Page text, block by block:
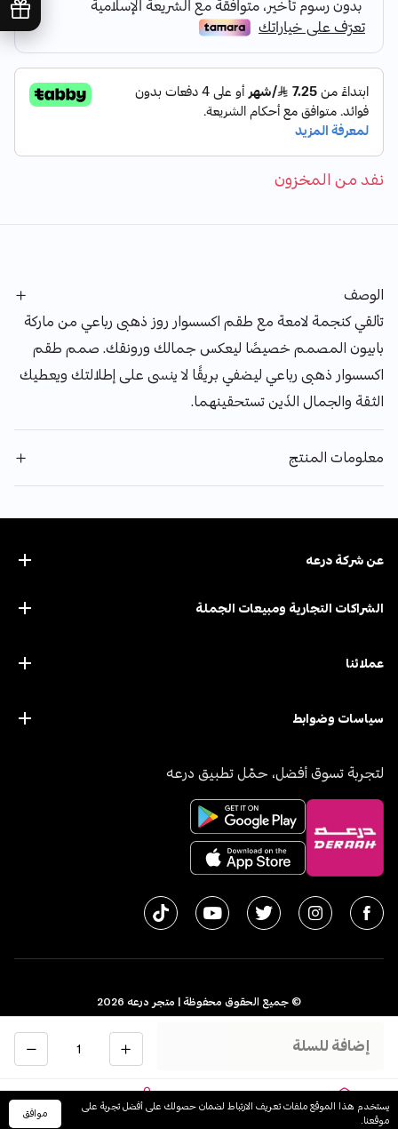
نفد من المخزون
الكمية إضافة للسلة
الوصف
تألقي كنجمة لامعة مع طقم اكسسوار روز ذهبى رباعي من ماركة
بابيون المصمم خصيصًا ليعكس جمالك ورونقك. صمم طقم
اكسسوار ذهبى رباعي ليضفي بريقًا لا ينسى على إطلالتك ويعطيك
الثقة والجمال الذَين تستحقينهما.
معلومات المنتج
الرئيسية السلة حسابي
عن ﺷﺮﻛﺔ درﻋﻪ
الشراكات التجارية ومبيعات الجملة
عملائنا
سياسات وضوابط
لتجربة تسوق أفضل، حمّل تطبيق درعه
© جميع الحقوق محفوظة | متجر درعه 2026
English
يستخدم هذا الموقع ملفات تعريف الارتباط لضمان حصولك على أفضل تجربة على
موقعنا.
موافق